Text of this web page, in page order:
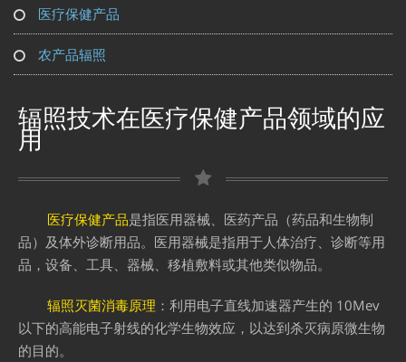
医疗保健产品
农产品辐照
辐照技术在医疗保健产品领域的应
用
医疗保健产品是指医用器械、 医药产品 （药品和生物制
品）及体外诊断用品。医用器械是指用于人体治疗、诊断等用
品，设备、工具、器械、移植敷料或其他类似物品。
辐照灭菌消毒原理 ：利用电子直线加速器产生的 10Mev
以下的高能电子射线的化学生物效应，以达到杀灭病原微生物
的目的。